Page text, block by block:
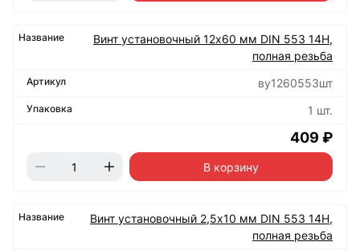
Винт установочный 12х60 мм DIN 553 14Н,
полная резьба
ву1260553шт
1 шт.
409 ₽
В корзину
Винт установочный 2,5х10 мм DIN 553 14Н,
полная резьба